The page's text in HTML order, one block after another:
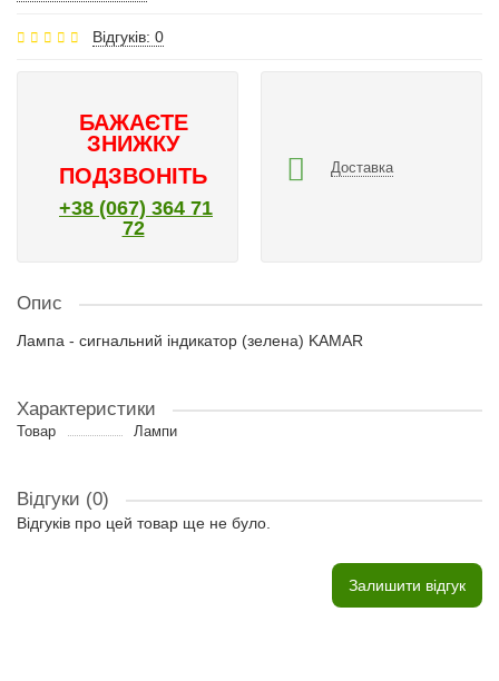
Відгуків: 0
БАЖАЄТЕ
ЗНИЖКУ
ПОДЗВОНІТЬ
+38 (067) 364 71
72
Доставка
Опис
Лампа - сигнальний індикатор (зелена) KAMAR
Характеристики
Товар Лампи
Відгуки (0)
Відгуків про цей товар ще не було.
Залишити відгук